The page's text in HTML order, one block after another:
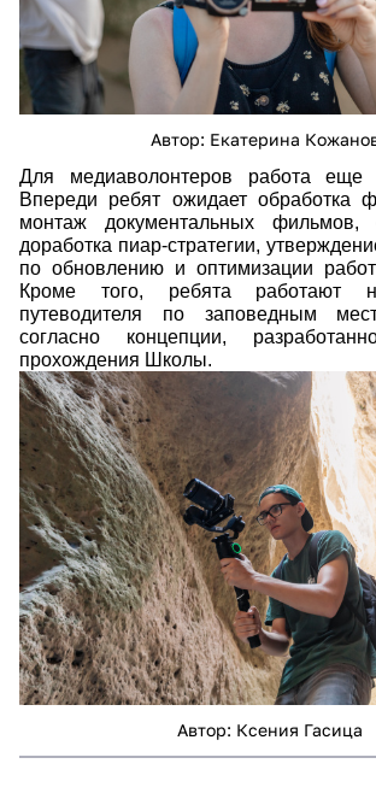
Автор: Екатерина
Для медиаволонтеров работа еще
Впереди ребят ожидает обработка
монтаж документальных
доработка пиар-стратегии,
по обновлению и оптимизации
Кроме того, ребята работают
путеводителя по заповедным
согласно концепции,
прохождения Школы.
img-265.jpg
Автор: Ксения Гасица